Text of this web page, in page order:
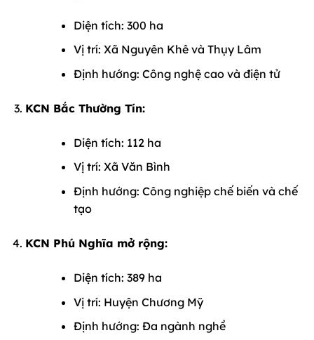
Diện tích: 300 ha
Vị trí: Xã Nguyên Khê và Thụy Lâm
Định hướng: Công nghệ cao và điện tử
KCN Bắc Thường Tín:
Diện tích: 112 ha
Vị trí: Xã Văn Bình
Định hướng: Công nghiệp chế biến và chế
tạo
KCN Phú Nghĩa mở rộng:
Diện tích: 389 ha
Vị trí: Huyện Chương Mỹ
Định hướng: Đa ngành nghề